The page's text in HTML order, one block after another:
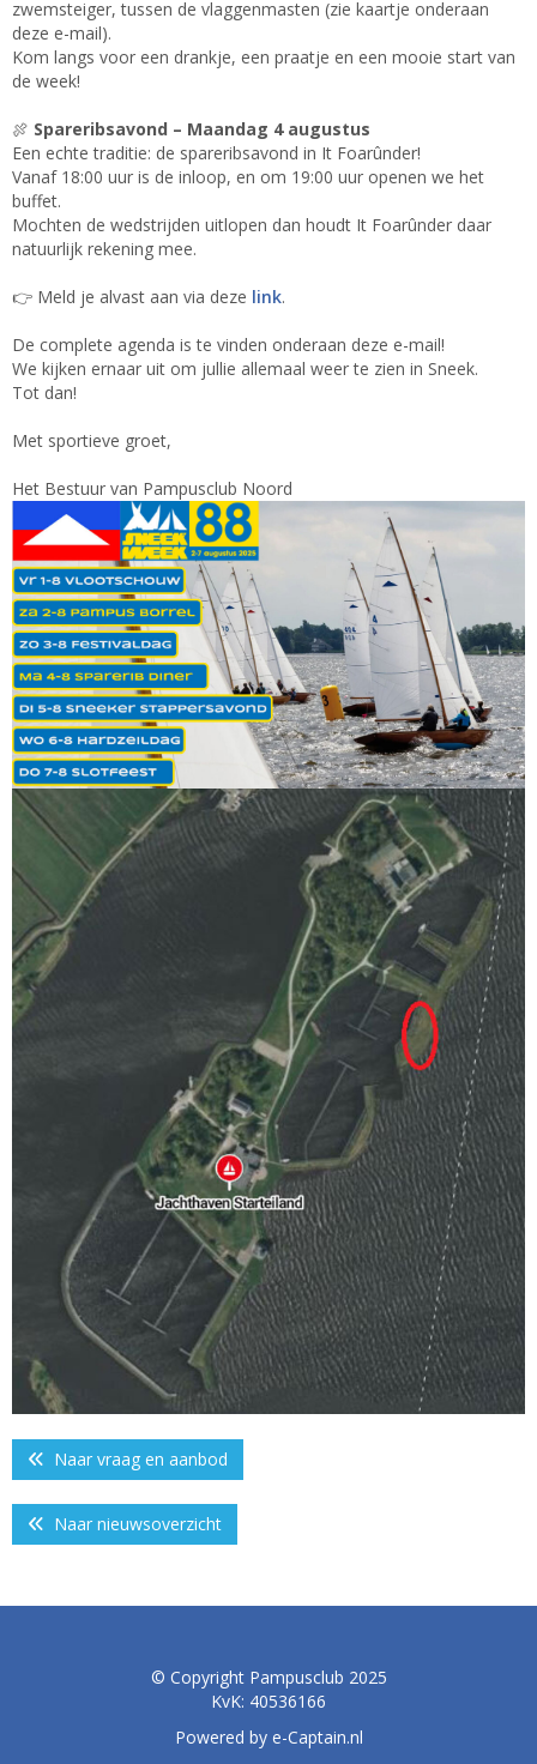
zwemsteiger, tussen de vlaggenmasten (zie kaartje onderaan
deze e-mail).
Kom langs voor een drankje, een praatje en een mooie start van
de week!
🍖 Spareribsavond – Maandag 4 augustus
Een echte traditie: de spareribsavond in It Foarûnder!
Vanaf 18:00 uur is de inloop, en om 19:00 uur openen we het
buffet.
Mochten de wedstrijden uitlopen dan houdt It Foarûnder daar
natuurlijk rekening mee.
👉 Meld je alvast aan via deze link.
De complete agenda is te vinden onderaan deze e-mail!
We kijken ernaar uit om jullie allemaal weer te zien in Sneek.
Tot dan!
Met sportieve groet,
Het Bestuur van Pampusclub Noord
Naar vraag en aanbod
Naar nieuwsoverzicht
© Copyright Pampusclub 2025
KvK: 40536166
Powered by e-Captain.nl